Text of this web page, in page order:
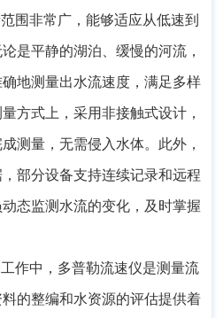
围非常广，能够适应从低速到
是平静的湖泊、缓慢的河流，
地测量出水流速度，满足多样
方式上，采用非接触式设计，
测量，无需侵入水体。此外，
部分设备支持连续记录和远程
态监测水流的变化，及时掌握
作中， 多普勒流速仪是测量流
的整编和水资源的评估提供着